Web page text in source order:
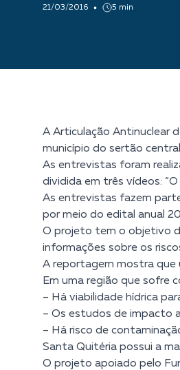
21/03/2016 5 min
A Articulação Antinuclear
município do sertão
As entrevistas foram
dividida em três vídeos:
As entrevistas fazem
por meio do edital anual
O projeto tem o objetivo
informações sobre os
A reportagem mostra que
Em uma região que sofre
– Há viabilidade hídrica
– Os estudos de impacto
– Há risco de
Santa Quitéria possui a
O projeto apoiado pelo